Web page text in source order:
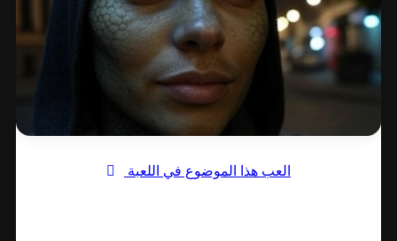
العب هذا الموضوع في اللعبة